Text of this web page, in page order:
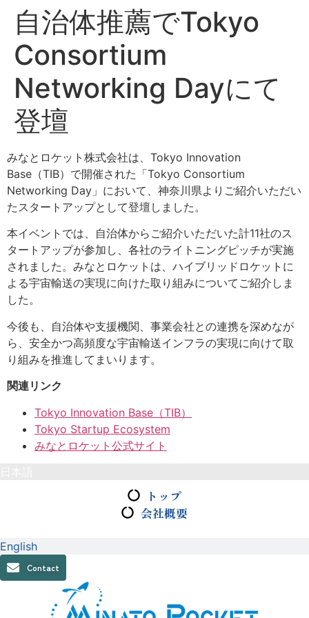
自治体推薦でTokyo
Consortium
Networking Dayにて
登壇
みなとロケット株式会社は、Tokyo Innovation
Base（TIB）で開催された「Tokyo Consortium
Networking Day」において、神奈川県よりご紹介いただい
たスタートアップとして登壇しました。
本イベントでは、自治体からご紹介いただいた計11社のス
タートアップが参加し、各社のライトニングピッチが実施
されました。みなとロケットは、ハイブリッドロケットに
よる宇宙輸送の実現に向けた取り組みについてご紹介しま
した。
今後も、自治体や支援機関、事業会社との連携を深めなが
ら、安全かつ高頻度な宇宙輸送インフラの実現に向けて取
り組みを推進してまいります。
関連リンク
Tokyo Innovation Base（TIB）
Tokyo Startup Ecosystem
みなとロケット公式サイト
English
トップ
会社概要
Contact